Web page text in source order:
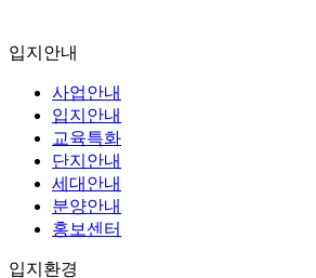
입지안내
사업안내
입지안내
교육특화
단지안내
세대안내
분양안내
홍보센터
입지환경